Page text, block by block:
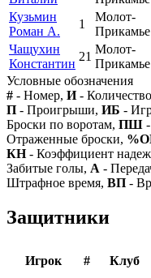
Кузьмин
Роман А.
1
Молот-
Прикамье
Чащухин
Константин
21
Молот-
Прикамье
Условные обозначения
# - Номер, И-
П - Проигрыши, ИБ -
Броски по воротам, ПШ
Отраженные броски,
КН- Коэффициент
Забитые голы, А -
Штрафное время, ВП -
Защитники
Игрок # Клуб